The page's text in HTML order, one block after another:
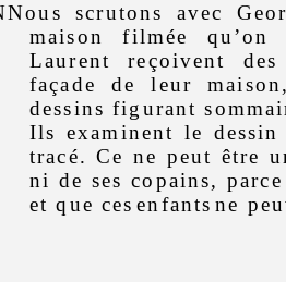
scrutons avec
maison filmée
Laurent reçoivent
façade de leur
dessins figurant
Ils examinent le
tracé. Ce ne peut être
ni de ses copains, parce
et que ces enfants ne